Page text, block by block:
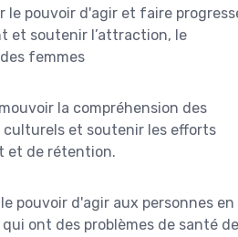
le pouvoir d'agir et faire
et soutenir l’attraction, le
femmes
la compréhension des
et soutenir les efforts
et de rétention.
pouvoir d'agir aux personnes en
ont des problèmes de santé de